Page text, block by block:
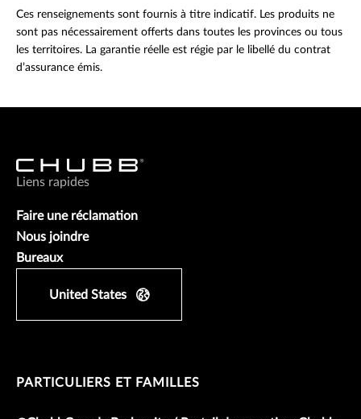
Ces renseignements sont fournis à titre indicatif. Les produits ne
sont pas nécessairement offerts dans toutes les provinces ou tous
les territoires. La garantie réelle est régie par le libellé du contrat
d’assurance émis.
Liens rapides
Faire une réclamation
Nous joindre
Bureaux
United States
PARTICULIERS ET FAMILLES